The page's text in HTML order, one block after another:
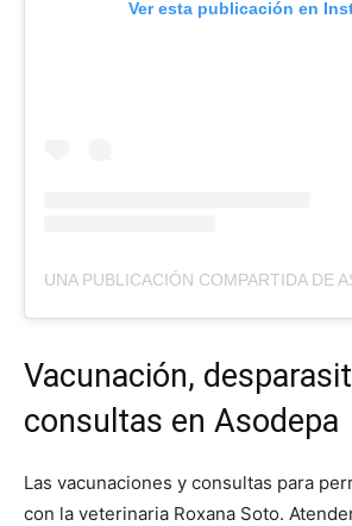
Ver esta publicación en
Vacunación,
consultas en Asodepa
Las vacunaciones y consultas para
con la veterinaria Roxana Soto.